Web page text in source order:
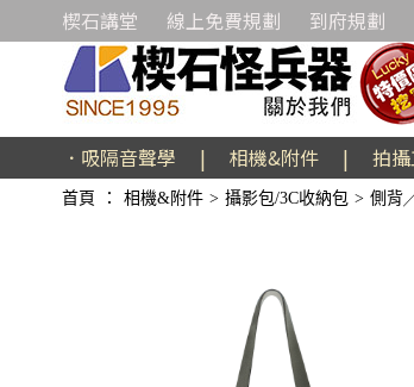
楔石講堂 線上免費規劃 到府規劃
．吸隔音聲學 | 相機&附件 | 拍
首頁 ： 相機&附件 > 攝影包/3C收納包 > 側背